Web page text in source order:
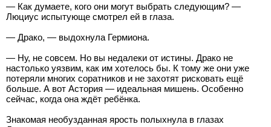
— Как думаете, кого они могут выбрать следующим? —
Люциус испытующе смотрел ей в глаза.
— Драко, — выдохнула Гермиона.
— Ну, не совсем. Но вы недалеки от истины. Драко не
настолько уязвим, как им хотелось бы. К тому же они уже
потеряли многих соратников и не захотят рисковать ещё
больше. А вот Астория — идеальная мишень. Особенно
сейчас, когда она ждёт ребёнка.
Знакомая необузданная ярость полыхнула в глазах